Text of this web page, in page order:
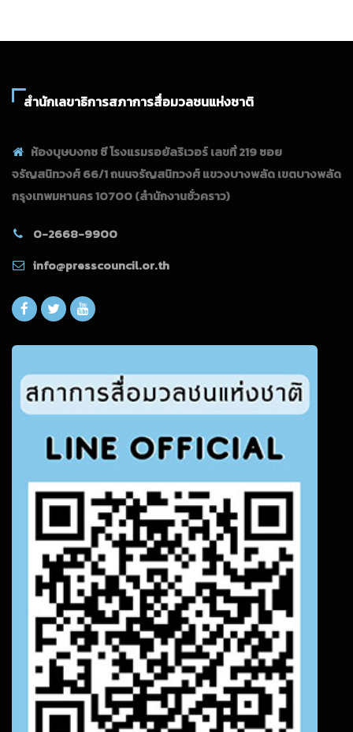
สำนักเลขาธิการสภาการสื่อมวลชนแห่งชาติ
ห้องบุษบงกช ซี โรงแรมรอยัลริเวอร์ เลขที่ 219 ซอย
จรัญสนิทวงศ์ 66/1 ถนนจรัญสนิทวงศ์ แขวงบางพลัด เขตบางพลัด
กรุงเทพมหานคร 10700(สำนักงานชั่วคราว)
0-2668-9900
info@presscouncil.or.th